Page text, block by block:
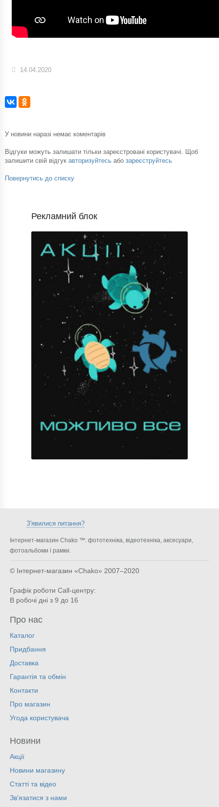
14.04.2020
У новини наразі немає коментарів
Відгуки можуть залишати тільки зареєстровані користувачі. Щоб
залишити свій відгук авторизуйтесь або зареєструйтесь
Повернутись до списку
Рекламний блок
З'явилися питання?
Інтернет-магазин Chako ™: фототехніка, відеотехніка, аксесуари,
фотоальбоми і рамки.
© Інтернет-магазин «Chako» 2007–2020
Графік роботи Call-центру:
В робочі дні з 9 до 16
Про нас
Каталог
Придбання
Доставка
Гарантія та обмін
Контакти
Про магазин
Угода користувача
Новини
Акції
Новини магазину
Статті та відео
Зв'язатися з нами